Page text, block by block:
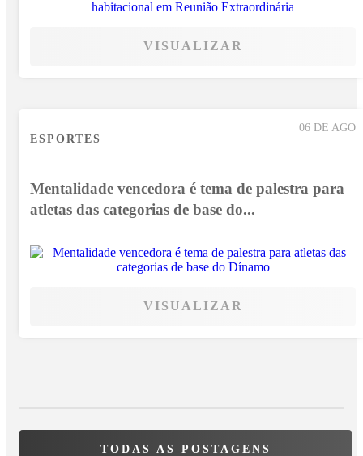
VISUALIZAR
06 DE AGO
ESPORTES
Mentalidade vencedora é tema de palestra para
atletas das categorias de base do...
VISUALIZAR
TODAS AS POSTAGENS